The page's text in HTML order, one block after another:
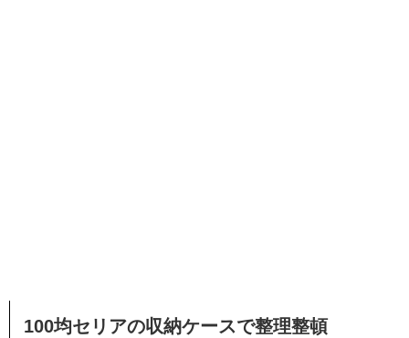
100均セリアの収納ケースで整理整頓